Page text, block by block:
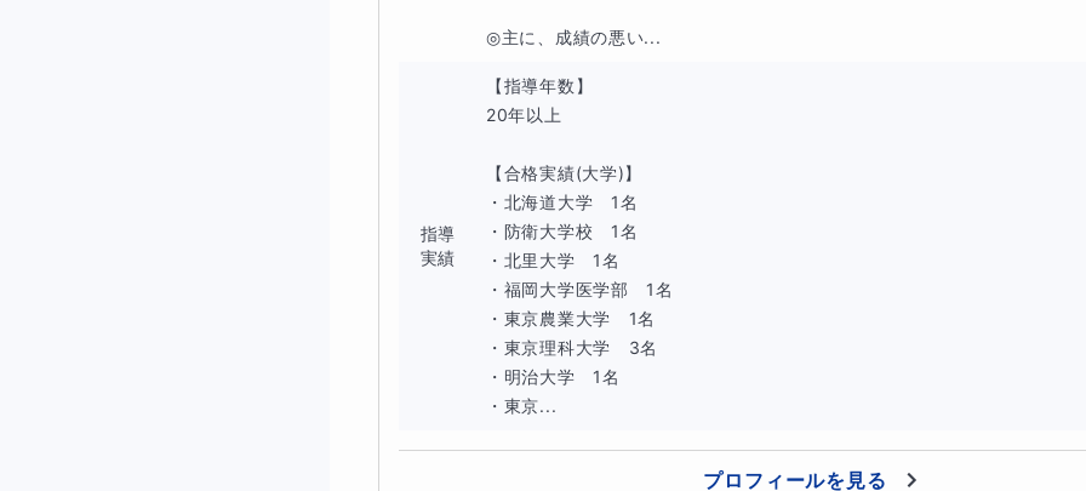
①「現在の状況を如何にして打開していくか？」の話し合い
本事例の目標行動：勉強の時間を午前・午後に少なくとも1教科ずつ設ける。
自由に選択。
常に親身になって指導していく事でお子様自身も意識が次第に変化し、学習に
ペースを掴むことも出来るようになり、自ずと学習面の不安も払拭出来ました
事に大学へも通えるようになりました。
オンライン授業では、「Zoom」というアプリを利用して行います。授業の時間
◎主に、成績の悪い...
指導
実績
【指導年数】
20年以上
【合格実績(大学)】
・北海道大学　1名
・防衛大学校　1名
・北里大学　1名
・福岡大学医学部　1名
・東京農業大学　1名
・東京理科大学　3名
・明治大学　1名
・東京...
プロフィールを見る